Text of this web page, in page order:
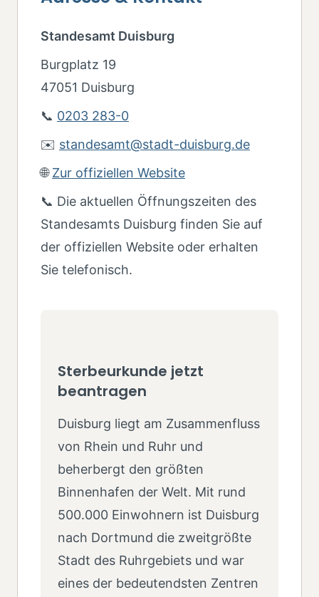
Standesamt Duisburg
Burgplatz 19
47051 Duisburg
📞 0203 283-0
✉️ standesamt@stadt-duisburg.de
🌐Zur offiziellen Website
📞 Die aktuellen Öffnungszeiten des
Standesamts Duisburg finden Sie auf
der offiziellen Website oder erhalten
Sie telefonisch.
Sterbeurkunde jetzt
beantragen
Duisburg liegt am Zusammenfluss
von Rhein und Ruhr und
beherbergt den größten
Binnenhafen der Welt. Mit rund
500.000 Einwohnern ist Duisburg
nach Dortmund die zweitgrößte
Stadt des Ruhrgebiets und war
eines der bedeutendsten Zentren